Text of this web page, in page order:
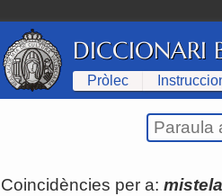
DICCIONARI
Pròlec
Coincidències per a: mistela